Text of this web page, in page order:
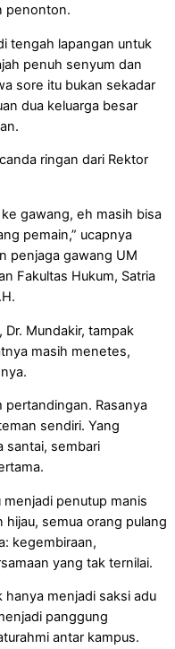
penonton.
tengah lapangan untuk
penuh senyum dan
sore itu bukan sekadar
dua keluarga besar
ringan dari Rektor
gawang, eh masih bisa
pemain,” ucapnya
penjaga gawang UM
Fakultas Hukum, Satria
Dr. Mundakir, tampak
masih menetes,
pertandingan. Rasanya
sendiri. Yang
santai, sembari
penutup manis
hijau, semua orang pulang
kegembiraan,
yang tak ternilai.
hanya menjadi saksi adu
panggung
antar kampus.